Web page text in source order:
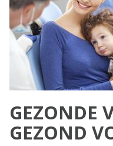
GEZONDE
GEZOND